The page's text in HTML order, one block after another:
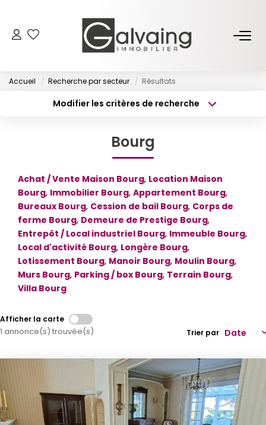
À Vendre
À Louer
PROGRAMMES NEUFS
ESTIMER
GESTION LOCATIVE
L’AGENCE
Nos Actualités
ESPACE CLIENT
Accueil Recherche par secteur Résultats
Modifier les critères de recherche
Surface min
Budget max Plus de critères
Créer une alerte
Bourg
Achat / Vente Maison Bourg, Location Maison
Bourg, Immobilier Bourg, Appartement Bourg,
Bureaux Bourg, Cession de bail Bourg, Corps de
ferme Bourg, Demeure de Prestige Bourg,
Entrepôt / Local industriel Bourg, Immeuble Bourg,
Local d'activité Bourg, Longère Bourg,
Lotissement Bourg, Manoir Bourg, Moulin Bourg,
Murs Bourg, Parking / box Bourg, Terrain Bourg,
Villa Bourg
Afficher la carte
1 annonce(s) trouvée(s) Trier par